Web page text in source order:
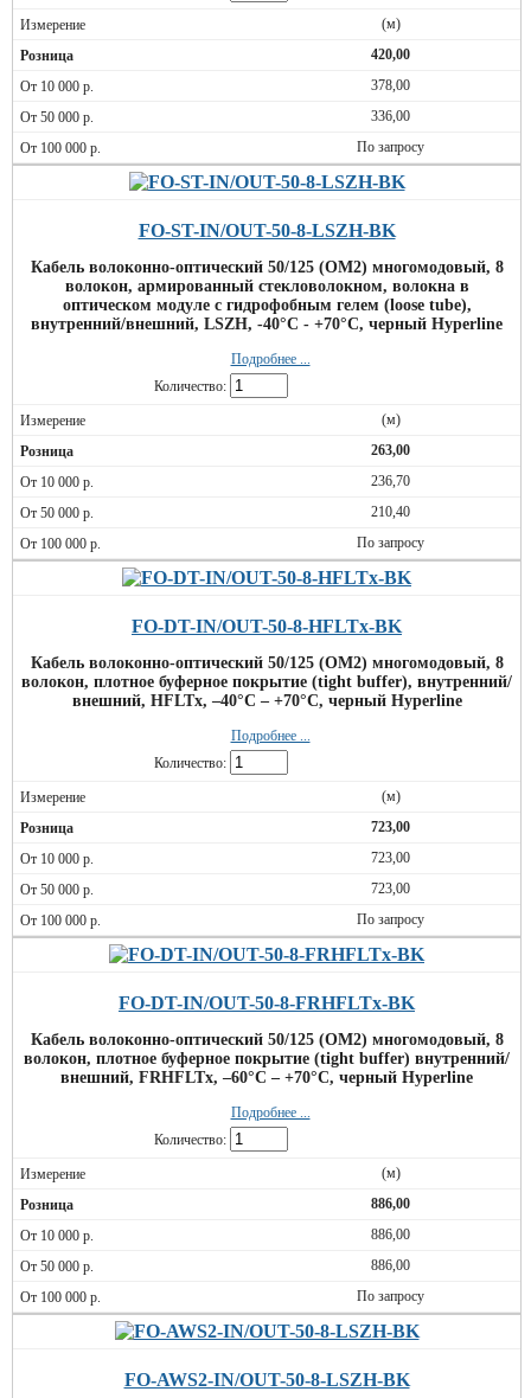
(м)
420,00
378,00
336,00
По запросу
FO-ST-IN/OUT-50-8-LSZH-BK
Кабель волоконно-оптический 50/125 (OM2) многомодовый, 8
волокон, армированный стекловолокном, волокна в
оптическом модуле с гидрофобным гелем (loose tube),
внутренний/внешний, LSZH, -40°С - +70°С, черный Hyperline
Подробнее ...
Количество:
(м)
263,00
236,70
210,40
По запросу
FO-DT-IN/OUT-50-8-HFLTx-BK
Кабель волоконно-оптический 50/125 (OM2) многомодовый, 8
волокон, плотное буферное покрытие (tight buffer), внутренний/
внешний, HFLTx, –40°C – +70°C, черный Hyperline
Подробнее ...
Количество:
(м)
723,00
723,00
723,00
По запросу
FO-DT-IN/OUT-50-8-FRHFLTx-BK
Кабель волоконно-оптический 50/125 (OM2) многомодовый, 8
волокон, плотное буферное покрытие (tight buffer) внутренний/
внешний, FRHFLTx, –60°C – +70°C, черный Hyperline
Подробнее ...
Количество:
(м)
886,00
886,00
886,00
По запросу
FO-AWS2-IN/OUT-50-8-LSZH-BK